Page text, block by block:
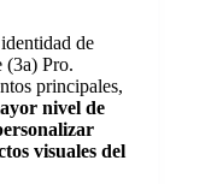
de
(3a) Pro.
principales,
nivel de
visuales del